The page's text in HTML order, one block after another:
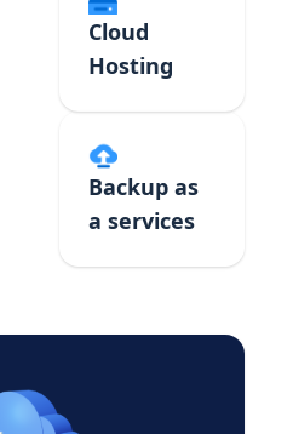
Cloud
Hosting
Backup as
a services